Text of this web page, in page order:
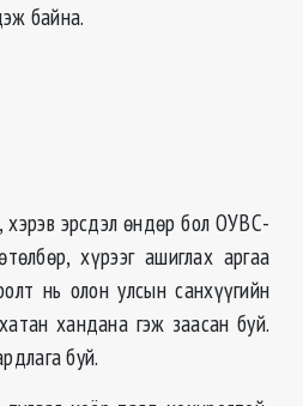
байна.
эрсдэл өндөр бол ОУВС-
хүрээг ашиглах аргаа
нь олон улсын санхүүгийн
хандана гэж заасан буй.
буй.